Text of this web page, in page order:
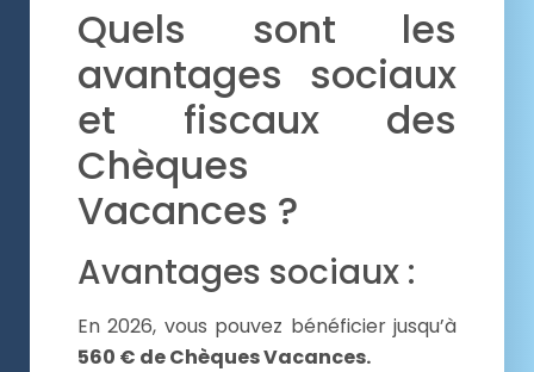
Quels sont les
avantages sociaux
et fiscaux des
Chèques
Vacances ?
Avantages sociaux :
En 2026, vous pouvez bénéficier jusqu’à
560 € de Chèques Vacances.